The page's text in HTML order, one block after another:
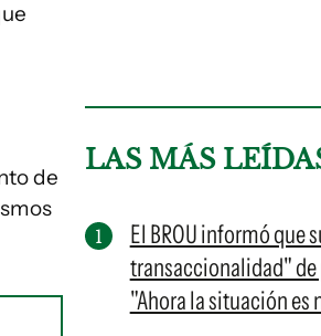
de
LAS MÁS
El BROU informó que
transaccionalidad"
"Ahora la situación es